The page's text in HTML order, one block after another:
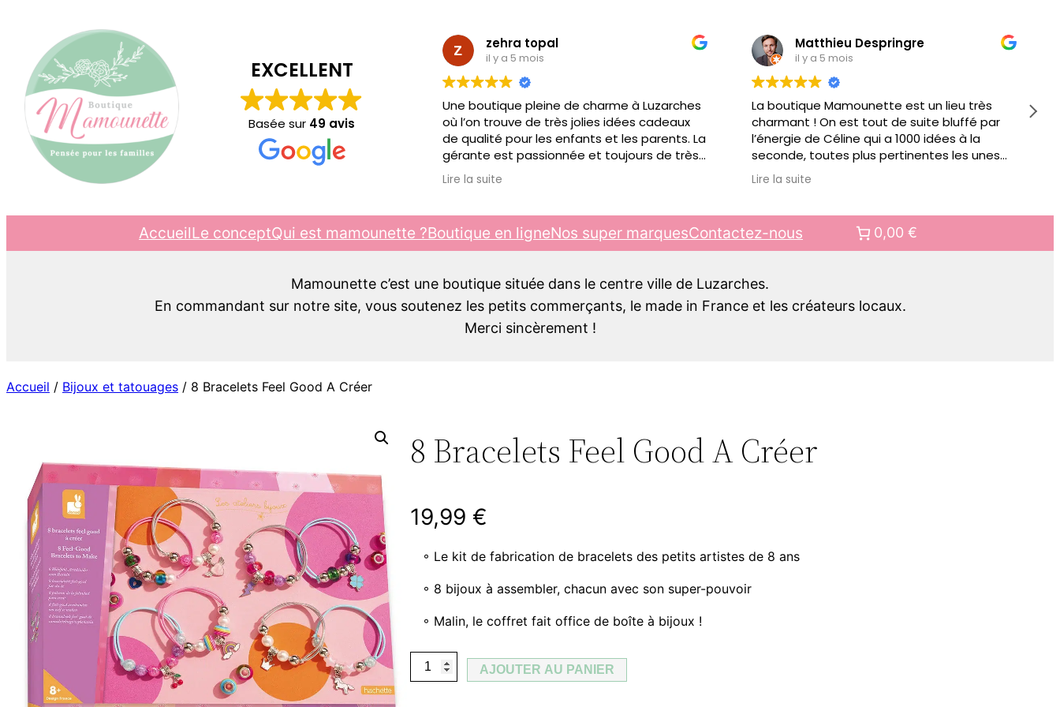
EXCELLENT
Basée sur 49 avis
zehra topal
il y a 5 mois
Une boutique pleine de charme à Luzarches
où l’on trouve de très jolies idées cadeaux
de qualité pour les enfants et les parents. La
gérante est passionnée et toujours de très
bon conseil. C’est toujours un plaisir d’y
passer, je recommande !!!
Lire la suite
Matthieu Despringre
il y a 5 mois
La boutique Mamounette est un lieu très
charmant ! On est tout de suite bluffé par
l’énergie de Céline qui a 1000 idées à la
seconde, toutes plus pertinentes les unes
que les autres pour vous conseiller.
Au delà de jouets éducatifs ou autre objets
a des ateliers organisés régulièrement.
Bref bien + qu’une boutique, c’est aussi un
lieu de rencontre.. pour mes prochains
chez Mamounette !!
Lire la suite
AccueilLe conceptQui est mamounette ?Boutique en ligneNos super marquesContactez-nous 0,00 €
Mamounette c’est une boutique située dans le centre ville de Luzarches.
En commandant sur notre site, vous soutenez les petits commerçants, le made in France et les créateurs locaux.
Merci sincèrement !
Accueil / Bijoux et tatouages / 8 Bracelets Feel Good A Créer
8 Bracelets Feel Good A Créer
19,99 €
◦ Le kit de fabrication de bracelets des petits artistes de 8 ans
◦ 8 bijoux à assembler, chacun avec son super-pouvoir
◦ Malin, le coffret fait office de boîte à bijoux !
u
AJOUTER AU PANIER